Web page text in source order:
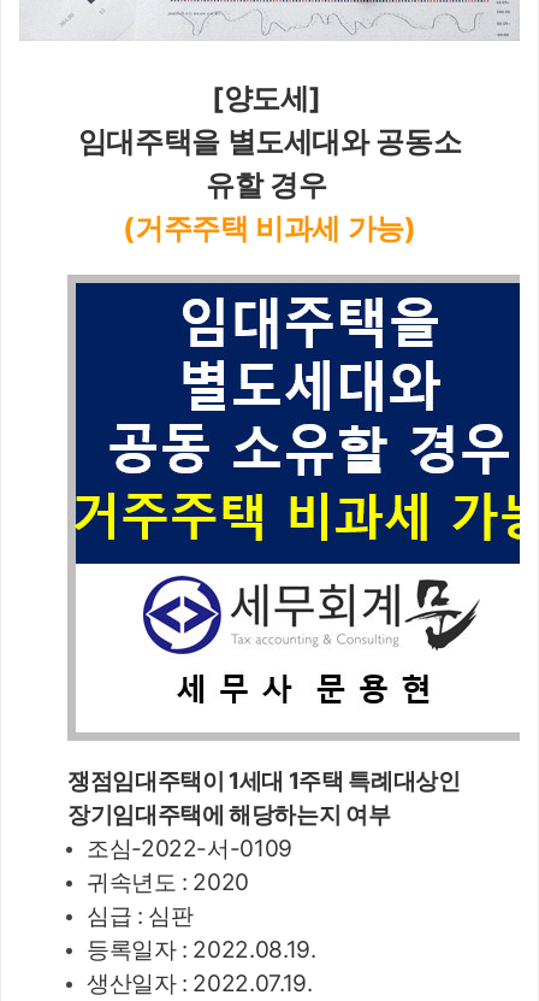
[양도세]
임대주택을 별도세대와 공동소
유할 경우
(거주주택 비과세 가능)
쟁점임대주택이 1세대 1주택 특례대상인
장기임대주택에 해당하는지 여부
조심-2022-서-0109
귀속년도 : 2020
심급 : 심판
등록일자 : 2022.08.19.
생산일자 : 2022.07.19.